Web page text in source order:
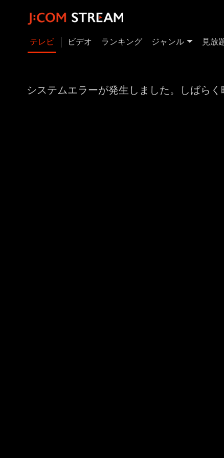
テレビ ビデオ ランキング ジャンル 見放
システムエラーが発生しました。しばら